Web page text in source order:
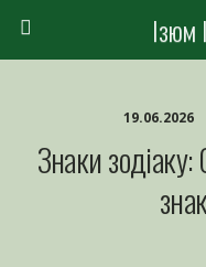
Ізюм
19.06.2026
Знаки